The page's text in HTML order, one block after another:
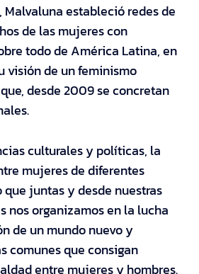
Malvaluna estableció redes de
de las mujeres con
todo de América Latina, en
visión de un feminismo
desde 2009 se concretan
culturales y políticas, la
mujeres de diferentes
juntas y desde nuestras
nos organizamos en la lucha
de un mundo nuevo y
comunes que consigan
entre mujeres y hombres.